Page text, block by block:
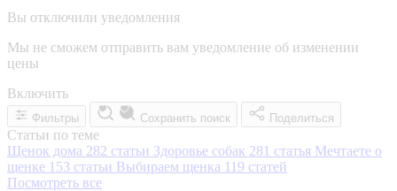
Вы отключили уведомления
Мы не сможем отправить вам уведомление об изменении
цены
Включить
Фильтры Сохранить поиск Поделиться
Статьи по теме
Щенок дома 282 статьи Здоровье собак 281 статья Мечтаете о
щенке 153 статьи Выбираем щенка 119 статей
Посмотреть все